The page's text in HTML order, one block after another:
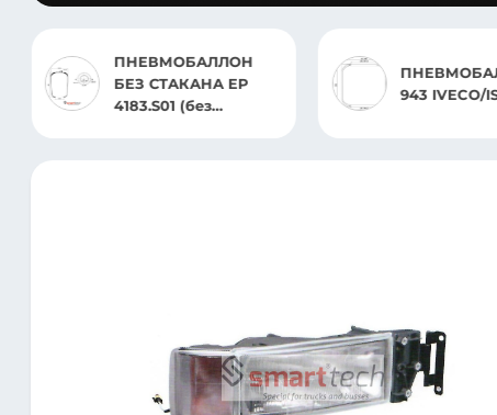
ПНЕВМОБАЛЛОН
БЕЗ СТАКАНА EP
4183.S01 (без
943 IVECO/